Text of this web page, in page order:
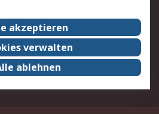
RS weltweit
Nachhaltigkeit
Presse-Center
akzeptieren
verwalten
ablehnen